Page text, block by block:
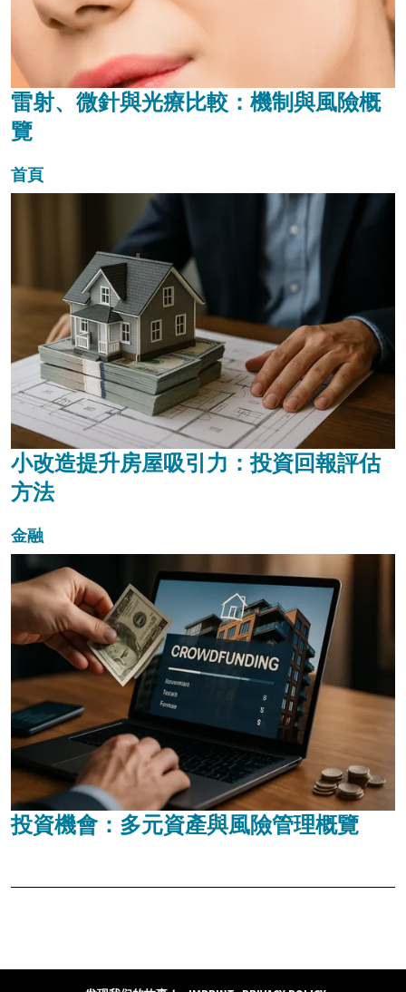
雷射、微針與光療比較：機制與風險概
覽
首頁
小改造提升房屋吸引力：投資回報評估
方法
金融
投資機會：多元資產與風險管理概覽